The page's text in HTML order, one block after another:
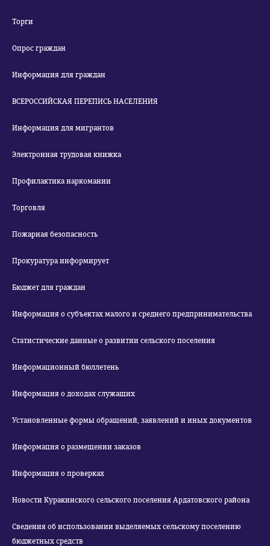
Торги
Опрос граждан
Информация для граждан
ВСЕРОССИЙСКАЯ ПЕРЕПИСЬ НАСЕЛЕНИЯ
Информация для мигрантов
Электронная трудовая книжка
Профилактика наркомании
Торговля
Пожарная безопасность
Прокуратура информирует
Бюджет для граждан
Информация о субъектах малого и среднего предпринимательства
Статистические данные о развитии сельского поселения
Информационный бюллетень
Информация о доходах служащих
Установленные формы обращений, заявлений и иных документов
Информация о размещении заказов
Информация о проверках
Новости Куракинского сельского поселения Ардатовского района
Сведения об использовании выделяемых сельскому поселению
бюджетных средств